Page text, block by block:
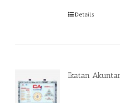
Details
Ikatan